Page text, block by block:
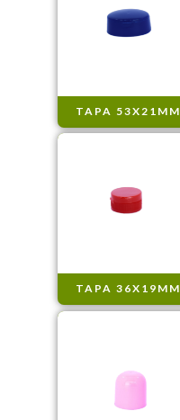
TAPA 53X21MM
TAPA 36X19MM